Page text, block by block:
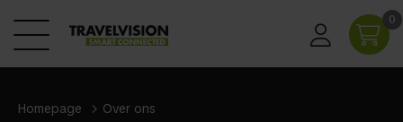
0
Homepage Over ons